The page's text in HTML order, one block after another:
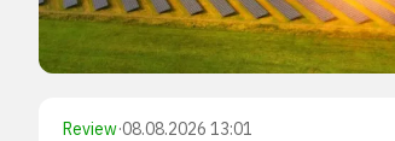
Review·08.08.2026 13:01